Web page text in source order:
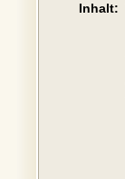
Inhalt: